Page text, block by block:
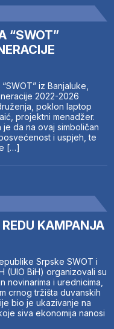
“SWOT”
iz Banjaluke,
2022-2026
poklon laptop
projektni menadžer.
je da na ovaj simboličan
i uspjeh, te
[…]
KAMPANJA
Srpske SWOT i
(UIO BiH) organizovali su
novinarima i urednicima,
crnog tržišta duvanskih
bio je ukazivanje na
siva ekonomija nanosi